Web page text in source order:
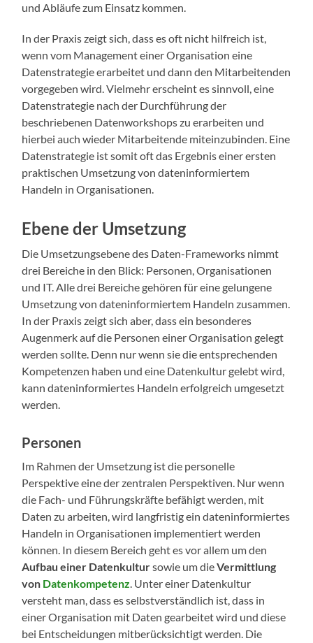
und Abläufe zum Einsatz kommen.
In der Praxis zeigt sich, dass es oft nicht hilfreich ist,
wenn vom Management einer Organisation eine
Datenstrategie erarbeitet und dann den Mitarbeitenden
vorgegeben wird. Vielmehr erscheint es sinnvoll, eine
Datenstrategie nach der Durchführung der
beschriebenen Datenworkshops zu erarbeiten und
hierbei auch wieder Mitarbeitende miteinzubinden. Eine
Datenstrategie ist somit oft das Ergebnis einer ersten
praktischen Umsetzung von dateninformiertem
Handeln in Organisationen.
Ebene der Umsetzung
Die Umsetzungsebene des Daten-Frameworks nimmt
drei Bereiche in den Blick: Personen, Organisationen
und IT. Alle drei Bereiche gehören für eine gelungene
Umsetzung von dateninformiertem Handeln zusammen.
In der Praxis zeigt sich aber, dass ein besonderes
Augenmerk auf die Personen einer Organisation gelegt
werden sollte. Denn nur wenn sie die entsprechenden
Kompetenzen haben und eine Datenkultur gelebt wird,
kann dateninformiertes Handeln erfolgreich umgesetzt
werden.
Personen
Im Rahmen der Umsetzung ist die personelle
Perspektive eine der zentralen Perspektiven. Nur wenn
die Fach- und Führungskräfte befähigt werden, mit
Daten zu arbeiten, wird langfristig ein dateninformiertes
Handeln in Organisationen implementiert werden
können. In diesem Bereich geht es vor allem um den
Aufbau einer Datenkultursowie um dieVermittlung
von Datenkompetenz. Unter einer Datenkultur
versteht man, dass es selbstverständlich ist, dass in
einer Organisation mit Daten gearbeitet wird und diese
bei Entscheidungen mitberücksichtigt werden. Die